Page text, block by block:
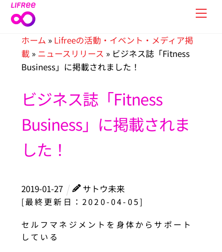
Skip
ホーム » Lifreeの活動・イベント・メディア掲
載 » ニュースリリース »ビジネス誌「Fitness
Business」に掲載されました！
ビジネス誌「Fitness
Business」に掲載されま
した！
2019-01-27
サトウ未来
[最終更新日：2020-04-05]
セルフマネジメントを身体からサポート
している